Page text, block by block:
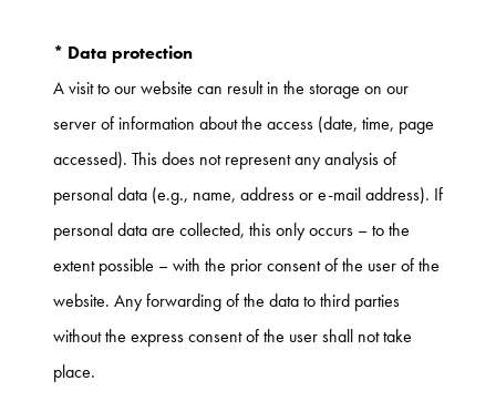
* Data protection
A visit to our website can result in the storage on our
server of information about the access (date, time, page
accessed). This does not represent any analysis of
personal data (e.g., name, address or e-mail address). If
personal data are collected, this only occurs – to the
extent possible – with the prior consent of the user of the
website. Any forwarding of the data to third parties
without the express consent of the user shall not take
place.